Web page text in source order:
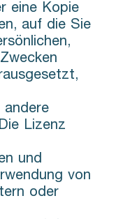
eine Kopie
auf die Sie
andere
Lizenz
und
von
oder